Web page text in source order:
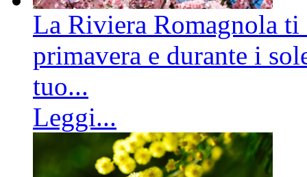
La Riviera Romagnola
primavera e durante i
tuo...
Leggi...